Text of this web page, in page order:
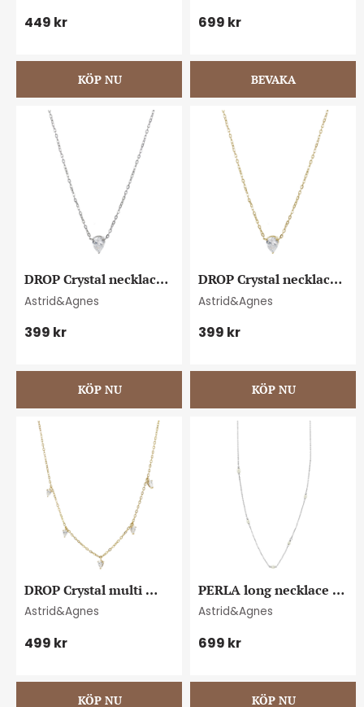
449 kr 699 kr
DROP Crystal necklace
steel
Astrid&Agnes
399 kr
DROP Crystal necklace
gold
Astrid&Agnes
399 kr
DROP Crystal multi
necklace gold
Astrid&Agnes
499 kr
PERLA long necklace
steel
Astrid&Agnes
699 kr